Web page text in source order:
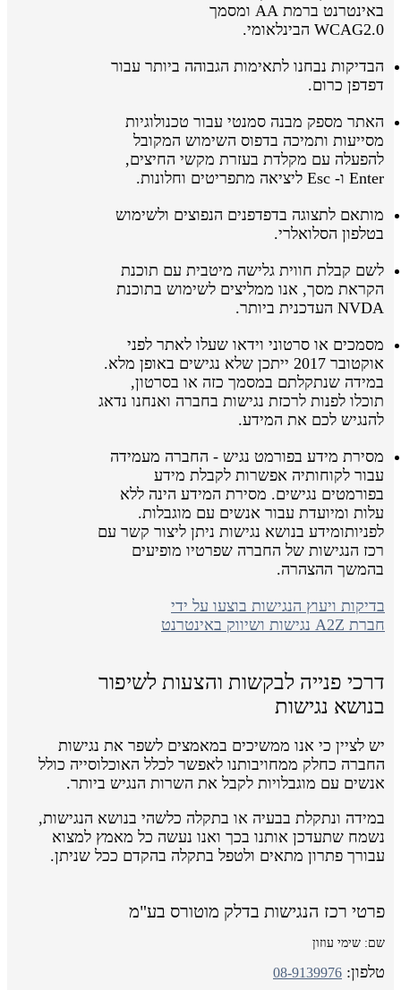
באינטרנט ברמת AA ומסמך
WCAG2.0 הבינלאומי.
הבדיקות נבחנו לתאימות הגבוהה ביותר עבור
דפדפן כרום.
האתר מספק מבנה סמנטי עבור טכנולוגיות
מסייעות ותמיכה בדפוס השימוש המקובל
להפעלה עם מקלדת בעזרת מקשי החיצים,
Enter ו- Esc ליציאה מתפריטים וחלונות.
מותאם לתצוגה בדפדפנים הנפוצים ולשימוש
בטלפון הסלואלרי.
לשם קבלת חווית גלישה מיטבית עם תוכנת
הקראת מסך, אנו ממליצים לשימוש בתוכנת
NVDA העדכנית ביותר.
מסמכים או סרטוני וידאו שעלו לאתר לפני
אוקטובר 2017 ייתכן שלא נגישים באופן מלא.
במידה שנתקלתם במסמך כזה או בסרטון,
תוכלו לפנות לרכזת נגישות בחברה ואנחנו נדאג
להנגיש לכם את המידע.
מסירת מידע בפורמט נגיש - החברה מעמידה
עבור לקוחותיה אפשרות לקבלת מידע
בפורמטים נגישים. מסירת המידע הינה ללא
עלות ומיועדת עבור אנשים עם מוגבלות.
לפניותומידע בנושא נגישות ניתן ליצור קשר עם
רכז הנגישות של החברה שפרטיו מופיעים
בהמשך ההצהרה.
בדיקות ויעוץ הנגישות בוצעו על ידי
חברת A2Z נגישות ושיווק באינטרנט
דרכי פנייה לבקשות והצעות לשיפור
בנושא נגישות
יש לציין כי אנו ממשיכים במאמצים לשפר את נגישות
החברה כחלק ממחויבותנו לאפשר לכלל האוכלוסייה כולל
אנשים עם מוגבלויות לקבל את השרות הנגיש ביותר.
במידה ונתקלת בבעיה או בתקלה כלשהי בנושא הנגישות,
נשמח שתעדכן אותנו בכך ואנו נעשה כל מאמץ למצוא
עבורך פתרון מתאים ולטפל בתקלה בהקדם ככל שניתן.
פרטי רכז הנגישות בדלק מוטורס בע"מ
שם: שימי עוזון
טלפון: 08-9139976